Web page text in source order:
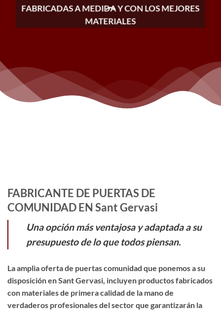
FABRICADAS A MEDIDA Y CON LOS MEJORES
MATERIALES
FABRICANTE DE PUERTAS DE
COMUNIDAD EN Sant Gervasi
Una opción más ventajosa y adaptada a su
presupuesto de lo que todos piensan.
La amplia oferta de puertas comunidad que ponemos a su
disposición en Sant Gervasi, incluyen productos fabricados
con materiales de primera calidad de la mano de
verdaderos profesionales del sector que garantizarán la